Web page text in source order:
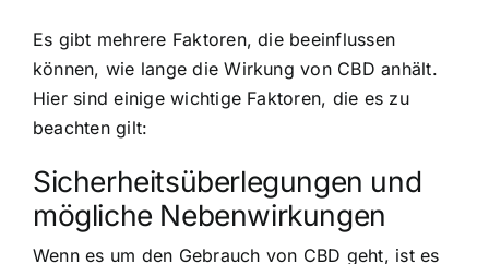
Es gibt mehrere Faktoren, die beeinflussen
können, wie lange die Wirkung von CBD anhält.
Hier sind einige wichtige Faktoren, die es zu
beachten gilt:
Sicherheitsüberlegungen und
mögliche Nebenwirkungen
Wenn es um den Gebrauch von CBD geht, ist es